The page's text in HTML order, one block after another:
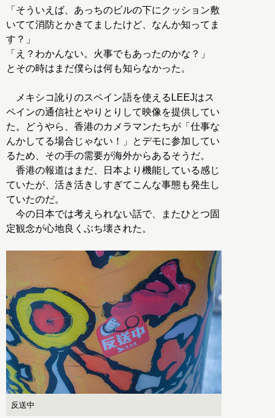
「そういえば、あっちのビルの下にクッション敷
いてて消防とかきてましたけど、なんか知ってま
す？」
「え？わかんない。火事でもあったのかな？」
とその時はまだ僕らは何も知らなかった。
メキシコ訛りのスペイン語を使えるLEEJはス
ペインの通信社とやりとりして映像を提供してい
た。どうやら、香港のカメラマンたちが「仕事な
んかしてる場合じゃない！」とデモに参加してい
るため、その手の需要が海外からあるそうだ。
香港の報道はまだ、日本より機能している感じ
ていたが、活き活きしすぎてこんな事態も発生し
ていたのだ。
今の日本では考えられない話で、またひとつ固
定観念が心地良くぶち壊された。
反送中